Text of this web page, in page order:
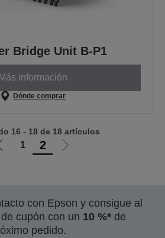
Bridge Unit B-P1
Más información
Dónde comprar
Ir
anterior
1 2
Ir
siguiente
16 - 18 de 18 artículos
con Epson y consigue al
cupón con un 10 %* de
pedido.